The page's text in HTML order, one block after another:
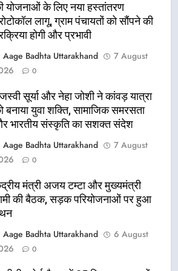
योजनाओं के लिए नया हस्तांतरण
लागू, ग्राम पंचायतों को सौंपने की
होगी और प्रभावी
Aage Badhta Uttarakhand
7 August
0
सूर्या और नेहा जोशी ने कांवड़ यात्रा
बनाया युवा शक्ति, सामाजिक समरसता
भारतीय संस्कृति का सशक्त संदेश
Aage Badhta Uttarakhand
7 August
0
मंत्री अजय टम्टा और मुख्यमंत्री
की बैठक, सड़क परियोजनाओं पर हुआ
Aage Badhta Uttarakhand
6 August
0